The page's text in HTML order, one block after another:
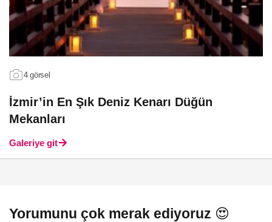
4 görsel
İzmir’in En Şık Deniz Kenarı Düğün
Mekanları
Galeriye git
Yorumunu çok merak ediyoruz 😍